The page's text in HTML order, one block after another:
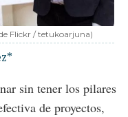
Flickr / tetukoarjuna)
sin tener los pilares
de proyectos,